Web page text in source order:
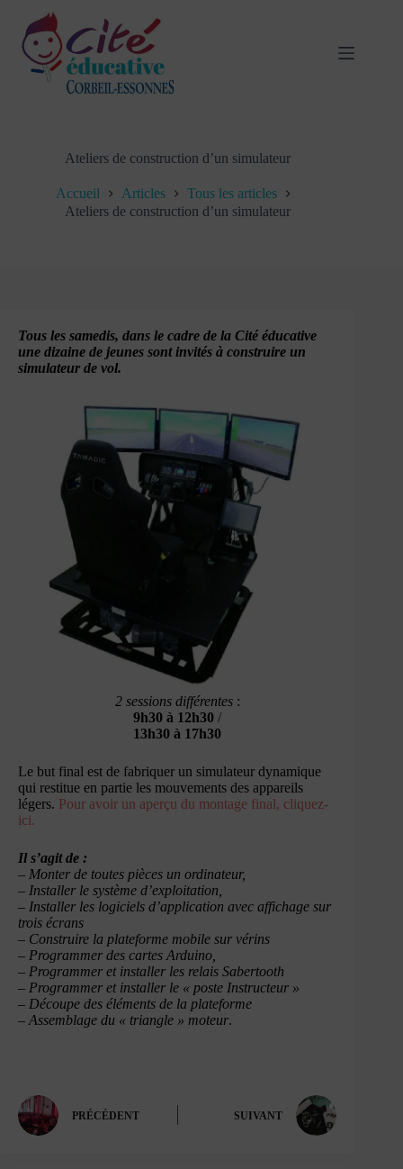
contenu
Ateliers de construction d’un simulateur
Accueil Articles
Tous les articles
Ateliers de construction d’un simulateur
Tous les samedis, dans le cadre de la Cité éducative
une dizaine de jeunes sont invités à construire un
simulateur de vol.
2 sessions différentes :
9h30 à 12h30 /
13h30 à 17h30
Le but final est de fabriquer un simulateur dynamique
qui restitue en partie les mouvements des appareils
légers. Pour avoir un aperçu du montage final, cliquez-
ici.
Il s’agit de :
– Monter de toutes pièces un ordinateur,
– Installer le système d’exploitation,
– Installer les logiciels d’application avec affichage sur
trois écrans
– Construire la plateforme mobile sur vérins
– Programmer des cartes Arduino,
– Programmer et installer les relais Sabertooth
– Programmer et installer le « poste Instructeur »
– Découpe des éléments de la plateforme
– Assemblage du « triangle » moteur.
PRÉCÉDENT SUIVANT